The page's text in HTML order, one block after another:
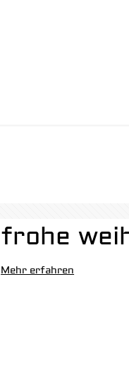
frohe
Mehr erfahren